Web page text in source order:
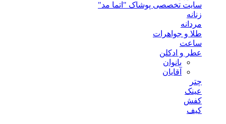
سایت تخصصی پوشاک "اتما مد"
زنانه
مردانه
طلا و جواهرات
ساعت
عطر و ادکلن
بانوان
آقایان
چتر
عینک
کفش
کیف